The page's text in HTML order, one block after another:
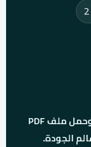
افتح صفحة المقال الأصلية وحمل ملف PDF
الجودة.